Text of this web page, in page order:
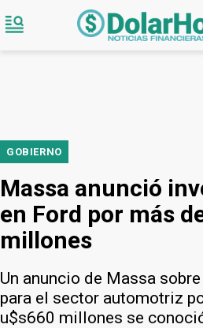
GOBIERNO
Massa anunció
en Ford por más
millones
Un anuncio de Massa
para el sector automotriz
u$s660 millones se